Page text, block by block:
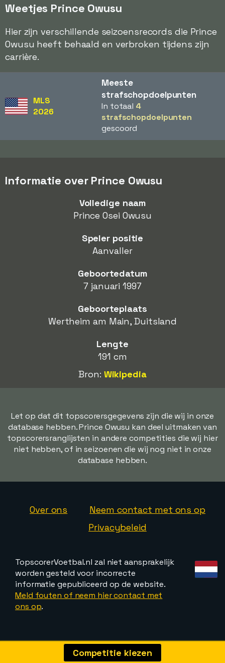
Weetjes Prince Owusu
Hier zijn verschillende seizoensrecords die Prince
Owusu heeft behaald en verbroken tijdens zijn
carrière.
MLS
2026
Meeste
strafschopdoelpunten
In totaal 4
strafschopdoelpunten
gescoord
Informatie over Prince Owusu
Volledige naam
Prince Osei Owusu
Speler positie
Aanvaller
Geboortedatum
7 januari 1997
Geboorteplaats
Wertheim am Main, Duitsland
Lengte
191 cm
Bron: Wikipedia
Let op dat dit topscorersgegevens zijn die wij in onze
database hebben. Prince Owusu kan deel uitmaken van
topscorersranglijsten in andere competities die wij hier
niet hebben, of in seizoenen die wij nog niet in onze
database hebben.
Over ons
Neem contact met ons op
Privacybeleid
TopscorerVoetbal.nl zal niet aansprakelijk
worden gesteld voor incorrecte
informatie gepubliceerd op de website.
Meld fouten of neem hier contact met
ons op.
Competitie kiezen